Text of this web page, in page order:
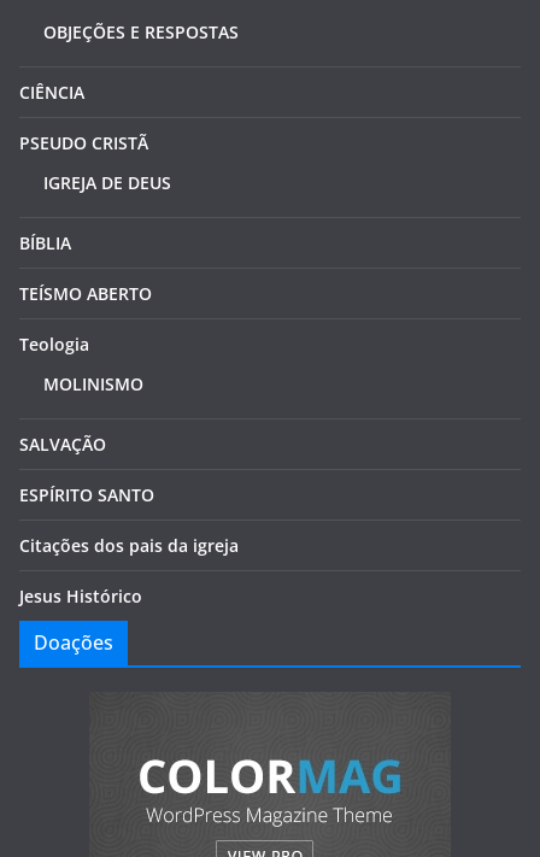
OBJEÇÕES E RESPOSTAS
CIÊNCIA
PSEUDO CRISTÃ
IGREJA DE DEUS
BÍBLIA
TEÍSMO ABERTO
Teologia
MOLINISMO
SALVAÇÃO
ESPÍRITO SANTO
Citações dos pais da igreja
Jesus Histórico
Doações